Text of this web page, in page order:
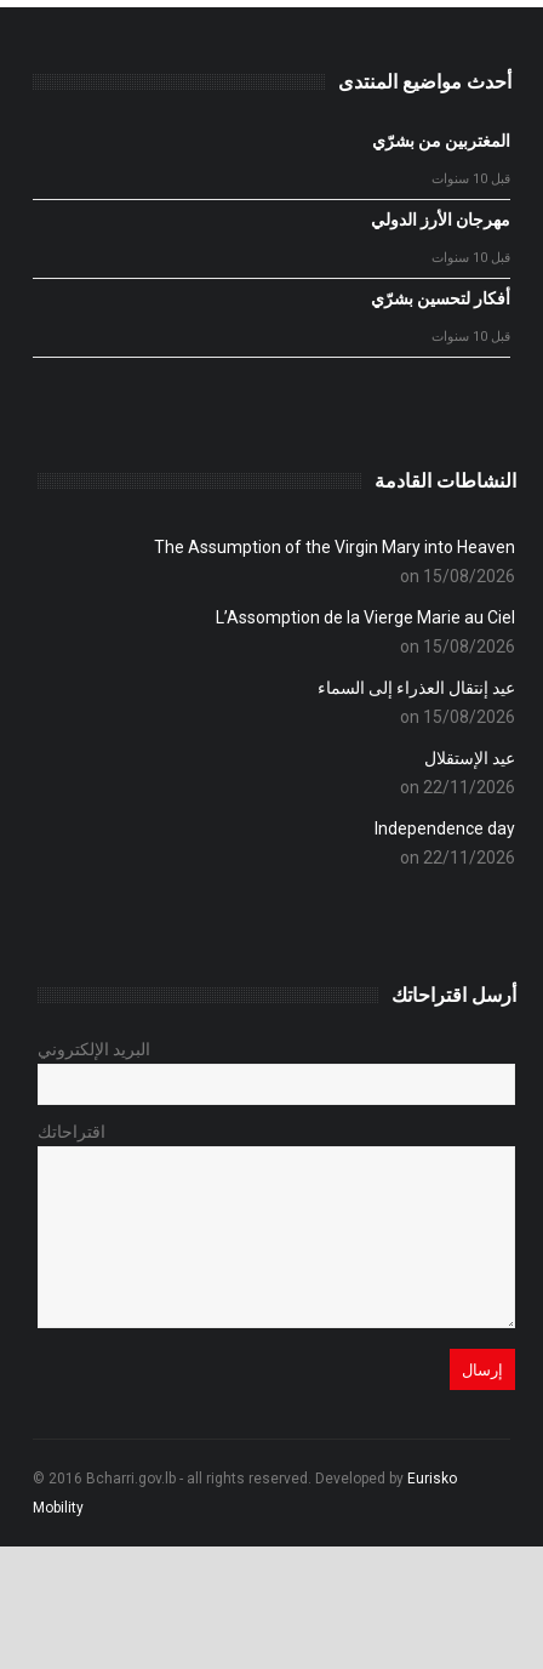
أحدث مواضيع المنتدى
المغتربين من بشرّي
قبل 10 سنوات
مهرجان الأرز الدولي
قبل 10 سنوات
أفكار لتحسين بشرّي
قبل 10 سنوات
النشاطات القادمة
The Assumption of the Virgin Mary into Heaven
on 15/08/2026
L’Assomption de la Vierge Marie au Ciel
on 15/08/2026
عيد إنتقال العذراء إلى السماء
on 15/08/2026
عيد الإستقلال
on 22/11/2026
Independence day
on 22/11/2026
أرسل اقتراحاتك
البريد الإلكتروني
اقتراحاتك
© 2016 Bcharri.gov.lb - all rights reserved. Developed by Eurisko
Mobility